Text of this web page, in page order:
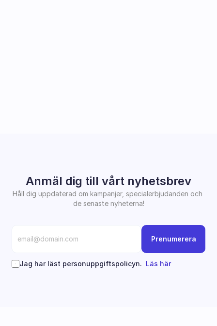
Anmäl dig till vårt nyhetsbrev
Håll dig uppdaterad om kampanjer, specialerbjudanden och
de senaste nyheterna!
Prenumerera
Jag har läst personuppgiftspolicyn. Läs här